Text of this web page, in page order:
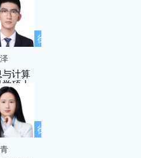
徐先友名师
与计算
硕士
徐先友名师